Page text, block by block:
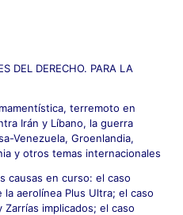
DEL DERECHO. PARA LA
terremoto en
Irán y Líbano, la guerra
Venezuela, Groenlandia,
y otros temas internacionales
causas en curso: el caso
aerolínea Plus Ultra; el caso
Zarrías implicados; el caso